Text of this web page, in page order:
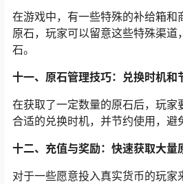
在游戏中，有一些特殊的补给箱和
原石，玩家可以留意这些特殊渠道
石。
十一、原石管理技巧：兑换时机和
在获取了一定数量的原石后，玩家
合适的兑换时机，并节约使用，避
十二、充值与奖励：快速获取大量
对于一些愿意投入真实货币的玩家